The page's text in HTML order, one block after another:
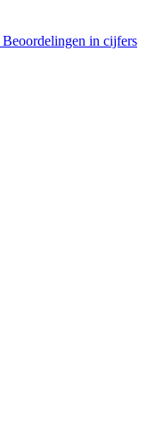
Beoordelingen in cijfers